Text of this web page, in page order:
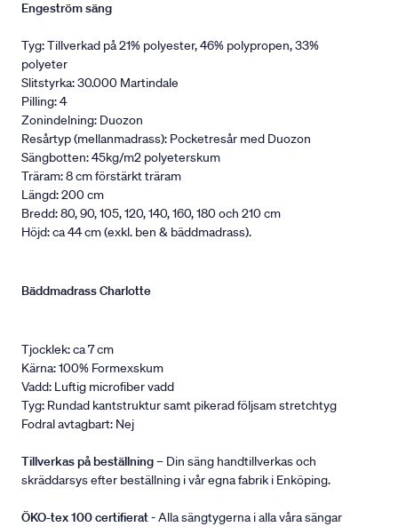
Engeström säng
Tyg: Tillverkad på 21% polyester, 46% polypropen, 33%
polyeter
Slitstyrka: 30.000 Martindale
Pilling: 4
Zonindelning: Duozon
Resårtyp (mellanmadrass): Pocketresår med Duozon
Sängbotten: 45kg/m2 polyeterskum
Träram: 8 cm förstärkt träram
Längd: 200 cm
Bredd: 80, 90, 105, 120, 140, 160, 180 och 210 cm
Höjd: ca 44 cm (exkl. ben & bäddmadrass).
Bäddmadrass Charlotte
Tjocklek: ca 7 cm
Kärna: 100% Formexskum
Vadd: Luftig microfiber vadd
Tyg: Rundad kantstruktur samt pikerad följsam stretchtyg
Fodral avtagbart: Nej
Tillverkas på beställning– Din säng handtillverkas och
skräddarsys efter beställning i vår egna fabrik i Enköping.
ÖKO-tex 100 certifierat- Alla sängtygerna i alla våra sängar